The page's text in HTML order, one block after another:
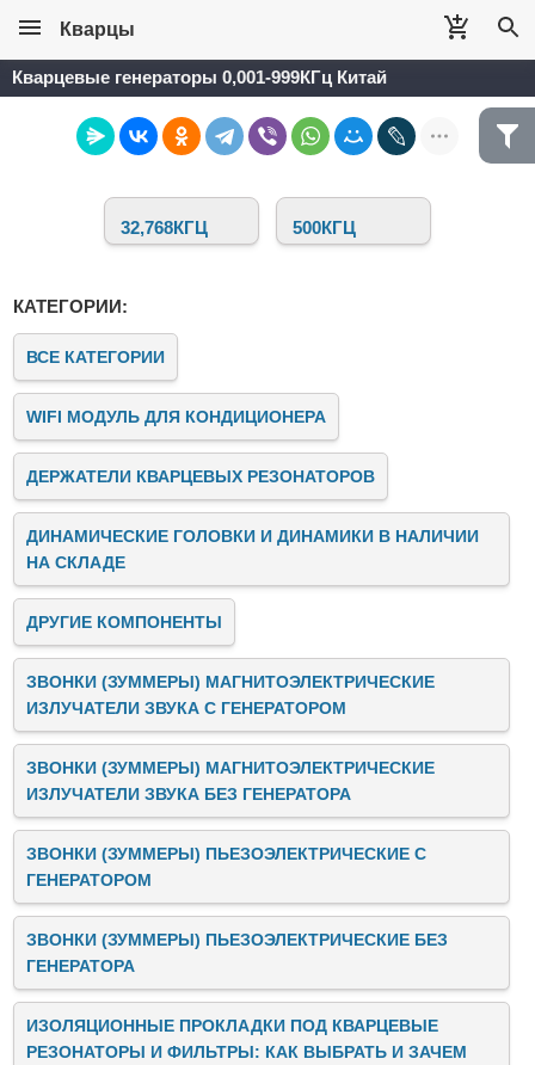
Кварцы
Кварцевые генераторы 0,001-999КГц Китай
32,768КГЦ 500КГЦ
КАТЕГОРИИ:
ВСЕ КАТЕГОРИИ
WIFI МОДУЛЬ ДЛЯ КОНДИЦИОНЕРА
ДЕРЖАТЕЛИ КВАРЦЕВЫХ РЕЗОНАТОРОВ
ДИНАМИЧЕСКИЕ ГОЛОВКИ И ДИНАМИКИ В НАЛИЧИИ
НА СКЛАДЕ
ДРУГИЕ КОМПОНЕНТЫ
ЗВОНКИ (ЗУММЕРЫ) МАГНИТОЭЛЕКТРИЧЕСКИЕ
ИЗЛУЧАТЕЛИ ЗВУКА C ГЕНЕРАТОРОМ
ЗВОНКИ (ЗУММЕРЫ) МАГНИТОЭЛЕКТРИЧЕСКИЕ
ИЗЛУЧАТЕЛИ ЗВУКА БЕЗ ГЕНЕРАТОРА
ЗВОНКИ (ЗУММЕРЫ) ПЬЕЗОЭЛЕКТРИЧЕСКИЕ C
ГЕНЕРАТОРОМ
ЗВОНКИ (ЗУММЕРЫ) ПЬЕЗОЭЛЕКТРИЧЕСКИЕ БЕЗ
ГЕНЕРАТОРА
ИЗОЛЯЦИОННЫЕ ПРОКЛАДКИ ПОД КВАРЦЕВЫЕ
РЕЗОНАТОРЫ И ФИЛЬТРЫ: КАК ВЫБРАТЬ И ЗАЧЕМ